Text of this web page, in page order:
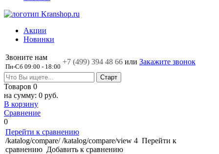
Акции
Новинки
Звоните нам
Пн-Сб 09:00 - 18:00
+7 (499) 394 48 66 или Закажите звонок
Товаров 0
на сумму: 0 руб.
В корзину
Сравнение
0
Перейти к сравнению
/katalog/compare/ /katalog/compare/view 4 Перейти к
сравнению Добавить к сравнению